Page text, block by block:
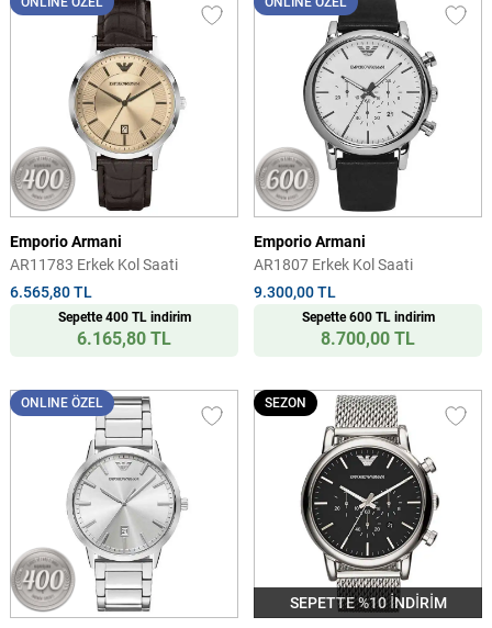
Emporio Armani
AR11783 Erkek Kol Saati
6.565,80 TL
Sepette 400 TL indirim
6.165,80 TL
Emporio Armani
AR1807 Erkek Kol Saati
9.300,00 TL
Sepette 600 TL indirim
8.700,00 TL
ONLINE ÖZEL
SEPETTE %10 İNDİRİM
SEZON